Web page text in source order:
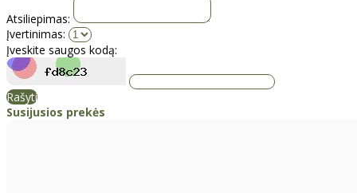
Atsiliepimas:
Įvertinimas:
Įveskite saugos kodą:
Rašyti
Susijusios prekės